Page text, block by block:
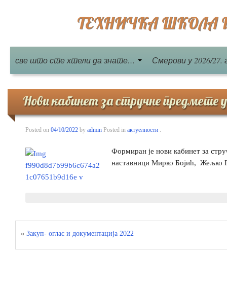
ТЕХНИЧКА ШКОЛА
све што сте хтели да знате… Смерови у 2026/27.
Нови кабинет за стручне
Posted on 04/10/2022 by admin Posted in актуелности .
Формиран је нови кабинет за
наставници Мирко Бојић, Жељко
« Закуп- оглас и документација 2022